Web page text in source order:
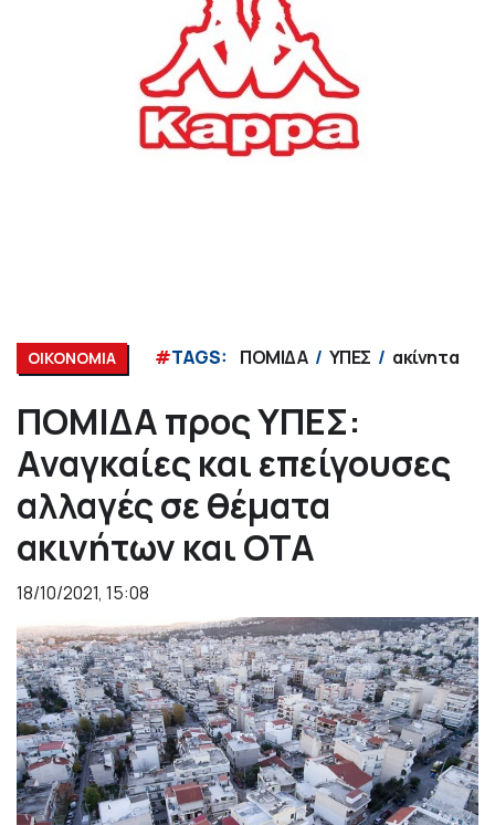
ΟΙΚΟΝΟΜΙΑ #TAGS: ΠΟΜΙΔΑ ΥΠΕΣ ακίνητα
ΠΟΜΙΔΑ προς ΥΠΕΣ:
Αναγκαίες και επείγουσες
αλλαγές σε θέματα
ακινήτων και ΟΤΑ
18/10/2021, 15:08